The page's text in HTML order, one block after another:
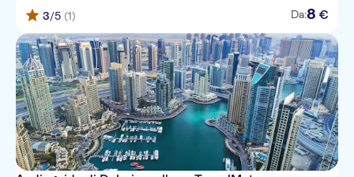
3/5 (1) Da:8 €